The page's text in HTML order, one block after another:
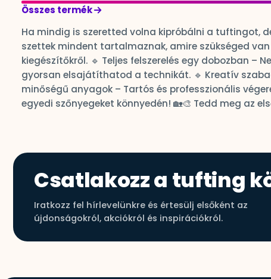
Összes termék
Ha mindig is szeretted volna kipróbálni a tuftingot,
szettek mindent tartalmaznak, amire szükséged
kiegészítőkről. 🔹 Teljes felszerelés egy dobozban –
gyorsan elsajátíthatod a technikát. 🔹 Kreatív
minőségű anyagok – Tartós és professzionális
egyedi szőnyegeket könnyedén! 🏡🎨 Tedd meg az
Csatlakozz a tufting
Iratkozz fel hírlevelünkre és értesülj elsőként az
újdonságokról, akciókról és inspirációkról.